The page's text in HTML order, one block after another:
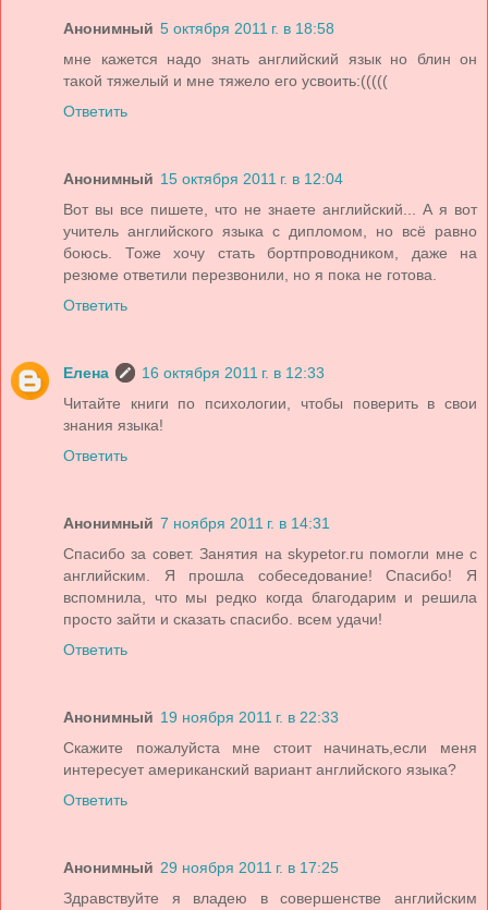
Анонимный 5 октября 2011 г. в 18:58
мне кажется надо знать английский язык но блин он
такой тяжелый и мне тяжело его усвоить:(((((
Ответить
Анонимный 15 октября 2011 г. в 12:04
Вот вы все пишете, что не знаете английский... А я вот
учитель английского языка с дипломом, но всё равно
боюсь. Тоже хочу стать бортпроводником, даже на
резюме ответили перезвонили, но я пока не готова.
Ответить
Елена
16 октября 2011 г. в 12:33
Читайте книги по психологии, чтобы поверить в свои
знания языка!
Ответить
Анонимный 7 ноября 2011 г. в 14:31
Спасибо за совет. Занятия на skypetor.ru помогли мне с
английским. Я прошла собеседование! Спасибо! Я
вспомнила, что мы редко когда благодарим и решила
просто зайти и сказать спасибо. всем удачи!
Ответить
Анонимный 19 ноября 2011 г. в 22:33
Скажите пожалуйста мне стоит начинать,если меня
интересует американский вариант английского языка?
Ответить
Анонимный 29 ноября 2011 г. в 17:25
Здравствуйте я владею в совершенстве английским